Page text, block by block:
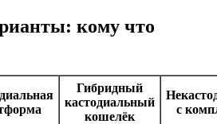
кому что
Гибридный
кастодиальный
кошелёк
с